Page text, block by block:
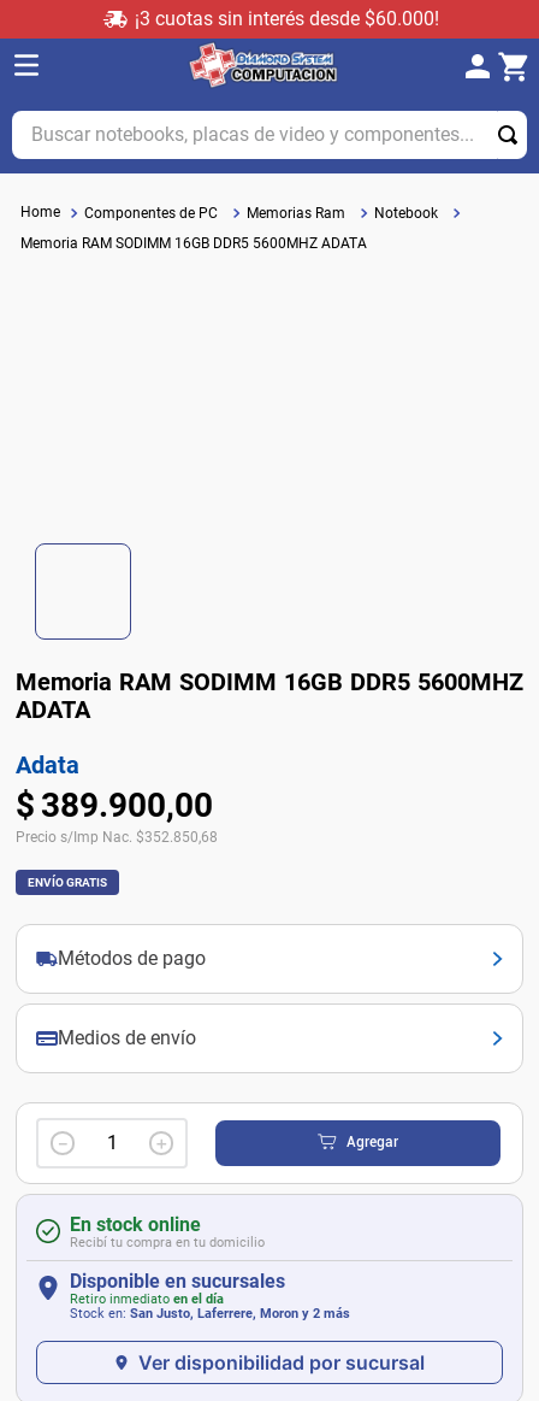
¡3 cuotas sin interés desde $60.000!
Buscar notebooks, placas de video y componentes...
Componentes de PC Memorias Ram
Notebook
Memoria RAM SODIMM 16GB DDR5 5600MHZ ADATA
Memoria RAM SODIMM 16GB DDR5 5600MHZ
ADATA
Adata
$ 389.900,00
Precio s/Imp Nac. $352.850,68
ENVÍO GRATIS
Métodos de pago
Medios de envío
＋
－ Agregar
En stock online
Recibí tu compra en tu domicilio
Disponible en sucursales
Retiro inmediato en el día
Stock en: San Justo, Laferrere, Moron y 2 más
Ver disponibilidad por sucursal